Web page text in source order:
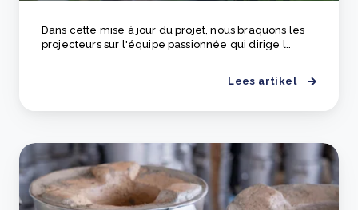
Dans cette mise à jour du projet, nous braquons les
projecteurs sur l'équipe passionnée qui dirige l..
Lees artikel